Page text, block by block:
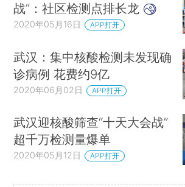
战”：社区检测点排长龙
2020年05月16日 APP打开
武汉：集中核酸检测未发现确
诊病例 花费约9亿
2020年06月02日 APP打开
武汉迎核酸筛查“十天大会战”
超千万检测量爆单
2020年05月12日 APP打开